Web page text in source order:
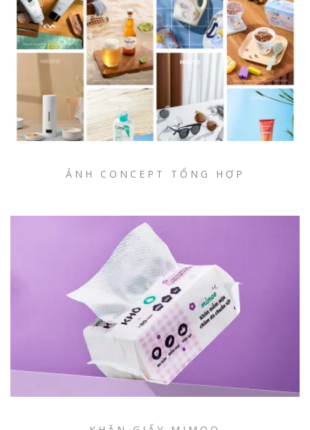
ẢNH CONCEPT TỔNG HỢP